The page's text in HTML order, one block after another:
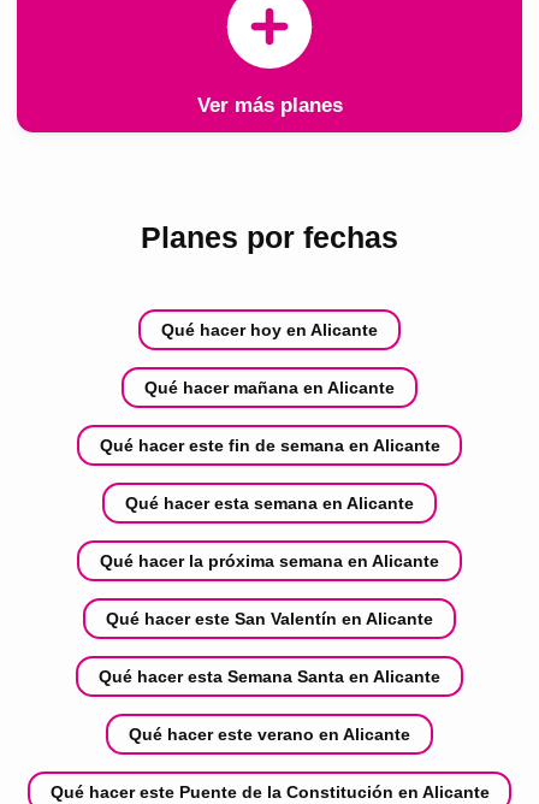
Ver más planes
Planes por fechas
Qué hacer hoy en Alicante
Qué hacer mañana en Alicante
Qué hacer este fin de semana en Alicante
Qué hacer esta semana en Alicante
Qué hacer la próxima semana en Alicante
Qué hacer este San Valentín en Alicante
Qué hacer esta Semana Santa en Alicante
Qué hacer este verano en Alicante
Qué hacer este Puente de la Constitución en Alicante